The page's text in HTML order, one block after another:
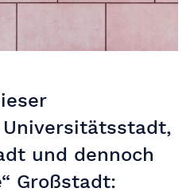
und dennoch
Großstadt: